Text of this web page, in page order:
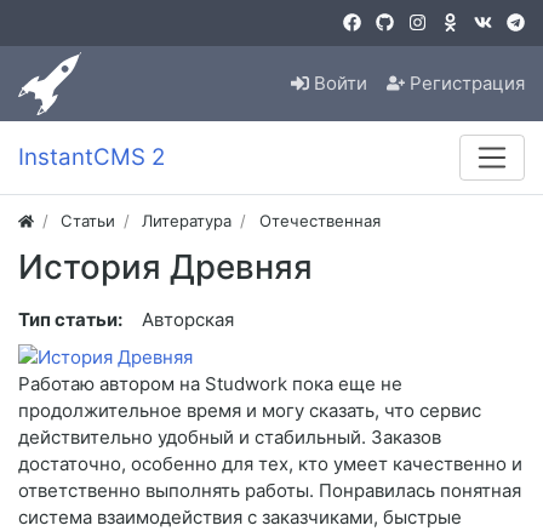
Войти Регистрация
InstantCMS 2
Статьи Литература Отечественная
История Древняя
Тип статьи: Авторская
Работаю автором на Studwork пока еще не
продолжительное время и могу сказать, что сервис
действительно удобный и стабильный. Заказов
достаточно, особенно для тех, кто умеет качественно и
ответственно выполнять работы. Понравилась понятная
система взаимодействия с заказчиками, быстрые